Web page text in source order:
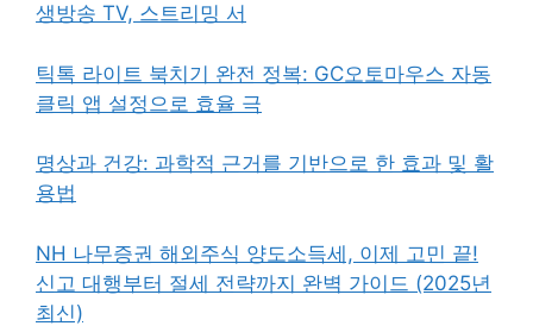
생방송 TV, 스트리밍 서
틱톡 라이트 북치기 완전 정복: GC오토마우스 자동
클릭 앱 설정으로 효율 극
명상과 건강: 과학적 근거를 기반으로 한 효과 및 활
용법
NH 나무증권 해외주식 양도소득세, 이제 고민 끝!
신고 대행부터 절세 전략까지 완벽 가이드 (2025년
최신)